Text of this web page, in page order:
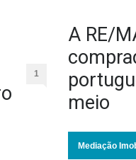
1
A RE/
meio
Mediação